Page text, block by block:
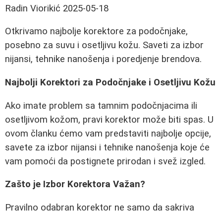
Radin Viorikić 2025-05-18
Otkrivamo najbolje korektore za podočnjake,
posebno za suvu i osetljivu kožu. Saveti za izbor
nijansi, tehnike nanošenja i poredjenje brendova.
Najbolji Korektori za Podočnjake i Osetljivu Kožu
Ako imate problem sa tamnim podočnjacima ili
osetljivom kožom, pravi korektor može biti spas. U
ovom članku ćemo vam predstaviti najbolje opcije,
savete za izbor nijansi i tehnike nanošenja koje će
vam pomoći da postignete prirodan i svež izgled.
Zašto je Izbor Korektora Važan?
Pravilno odabran korektor ne samo da sakriva